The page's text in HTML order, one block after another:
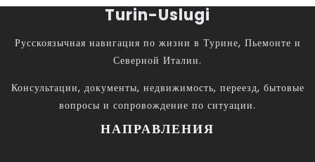
Turin-Uslugi
Русскоязычная навигация по жизни в Турине, Пьемонте и
Северной Италии.
Консультации, документы, недвижимость, переезд, бытовые
вопросы и сопровождение по ситуации.
НАПРАВЛЕНИЯ